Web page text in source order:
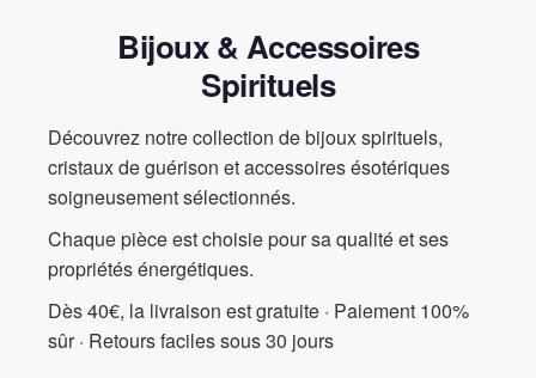
d’esthétique et de signification, rendant chaque journée spéciale.
Bijoux & Accessoires
Spirituels
Découvrez notre collection de bijoux spirituels,
cristaux de guérison et accessoires ésotériques
soigneusement sélectionnés.
Chaque pièce est choisie pour sa qualité et ses
propriétés énergétiques.
Dès 40€, la livraison est gratuite · Paiement 100%
sûr · Retours faciles sous 30 jours